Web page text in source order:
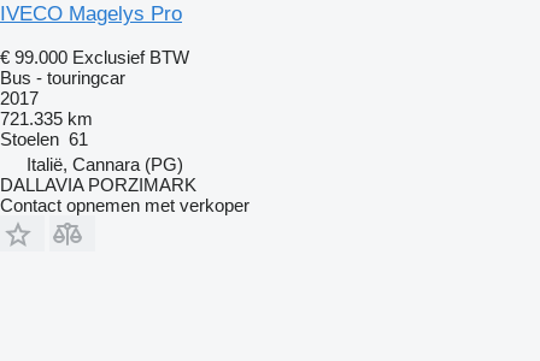
IVECO Magelys Pro
€ 99.000 Exclusief BTW
Bus - touringcar
2017
721.335 km
Stoelen 61
Italië, Cannara (PG)
DALLAVIA PORZIMARK
Contact opnemen met verkoper